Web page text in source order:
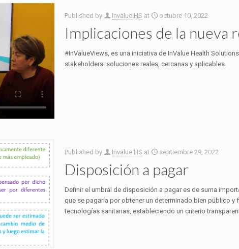
Published by Invalue HS at octubre 10, 2022
Implicaciones de la nueva
#InValueViews, es una iniciativa de InValue Health
stakeholders: soluciones reales, cercanas y aplicables.
Published by Invalue HS at septiembre 29, 2022
Disposición a pagar
Definir el umbral de disposición a pagar es de suma
que se pagaría por obtener un determinado bien público
tecnologías sanitarias, estableciendo un criterio